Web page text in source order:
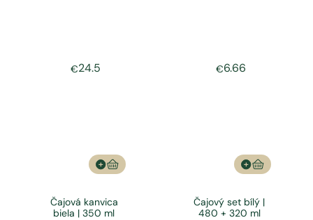
€24.5 €6.66
Čajová kanvica
biela | 350 ml
Čajový set bílý |
480 + 320 ml